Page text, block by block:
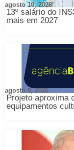
13º salário do
mais em 2027
agosto 10, 2026
Projeto aproxima
equipamentos
agosto 9, 2026